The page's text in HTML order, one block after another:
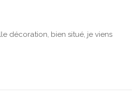
décoration, bien situé, je viens